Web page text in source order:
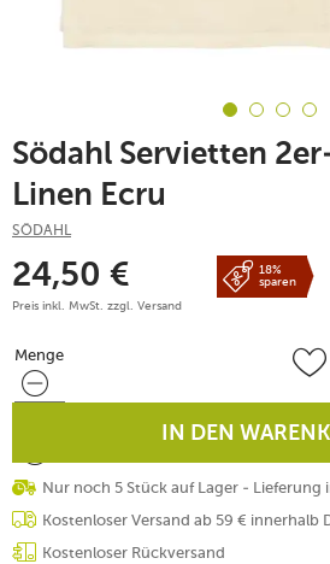
Södahl Servietten
Linen Ecru
SÖDAHL
24,50 €
Preis inkl. MwSt. zzgl. Versand
18%
sparen
Menge
Menge
IN DEN
Nur noch 5 Stück auf Lager - Lieferung
Kostenloser Versand ab 59 € innerhalb
Kostenloser Rückversand